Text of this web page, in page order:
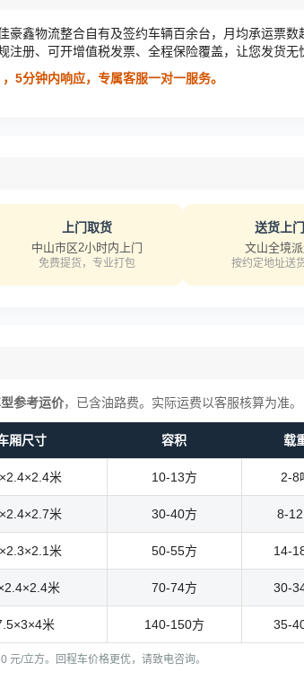
豪鑫物流整合自有及签约车辆百余台，月均承运票
册、可开增值税发票、全程保险覆盖，让您发货无
5分钟内响应，专属客服一对一服务。
上门取货
中山市区2小时内上门
免费提货，专业打包
送货上门
文山全境
按约定地址送
参考运价，已含油路费。实际运费以客服核算为准。
厢尺寸 容积 载
米 10-13方 2-8
米 30-40方 8-
米 50-55方 14-
米 70-74方 30-
米 140-150方 35-
元/立方。回程车价格更优，请致电咨询。